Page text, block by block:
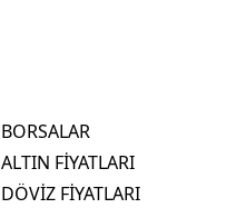
BORSALAR
ALTIN FİYATLARI
DÖVİZ FİYATLARI